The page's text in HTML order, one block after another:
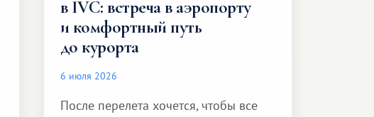
в IVC: встреча в аэропорту
и комфортный путь
до курорта
6 июля 2026
После перелета хочется, чтобы все